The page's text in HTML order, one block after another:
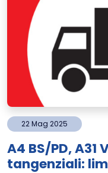
22Mag 2025
A4 BS/PD,
tangenziali: